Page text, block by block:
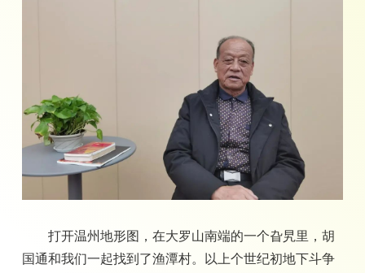
打开温州地形图，在大罗山南端的一个旮旯里，胡
国通和我们一起找到了渔潭村。以上个世纪初地下斗争